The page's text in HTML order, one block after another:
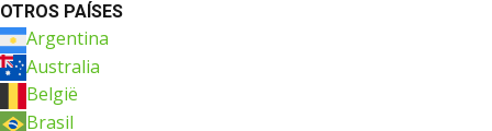
OTROS PAÍSES
Argentina
Australia
België
Brasil